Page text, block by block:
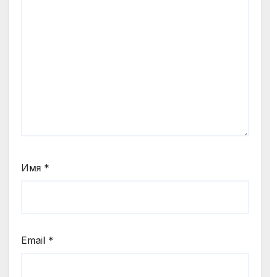
Имя *
Email *